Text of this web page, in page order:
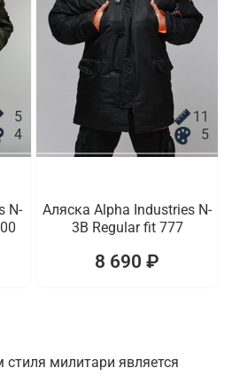
5
4
N-
11
5
Аляска Alpha Industries N-
3B Regular fit 777
8 690 ₽
милитари является